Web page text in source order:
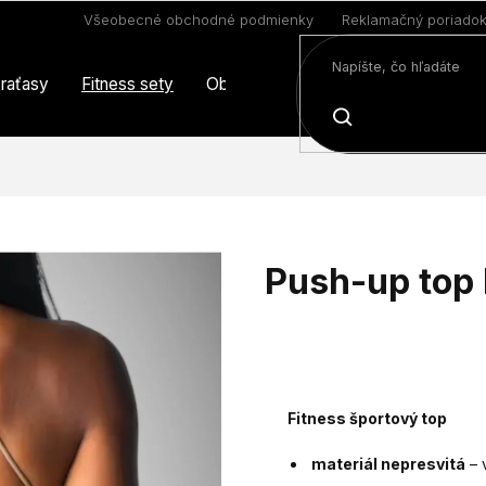
Všeobecné obchodné podmienky Reklamačný poriadok
HĽADAŤ
Fitness sety Oblečenie
Push-up top
Fitness športový top
materiál nepresvitá –